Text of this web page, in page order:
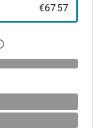
€67.57
Open het